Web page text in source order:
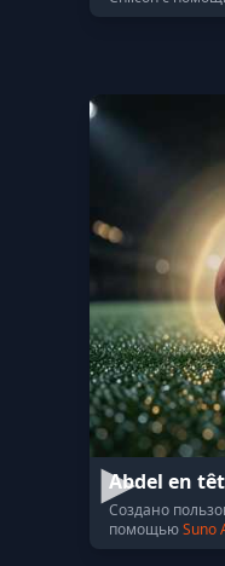
Abdel en
Создано
помощьюSuno